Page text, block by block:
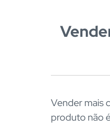
Vender mais
produto não